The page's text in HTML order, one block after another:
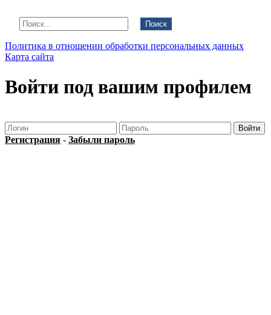
Поиск
Политика в отношении обработки персональных данных
Карта сайта
Войти под вашим профилем
Регистрация - Забыли пароль